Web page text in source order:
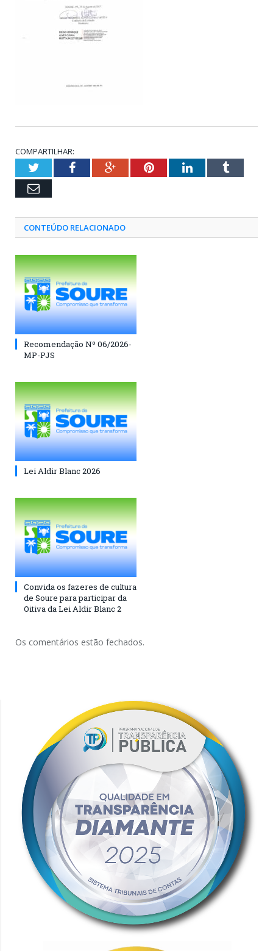
COMPARTILHAR:
TwitterFacebookGoogle+PinterestLinkedInTumblr
Email
CONTEÚDO RELACIONADO
Recomendação Nº 06/2026-
MP-PJS
Lei Aldir Blanc 2026
Convida os fazeres de cultura
de Soure para participar da
Oitiva da Lei Aldir Blanc 2
Os comentários estão fechados.